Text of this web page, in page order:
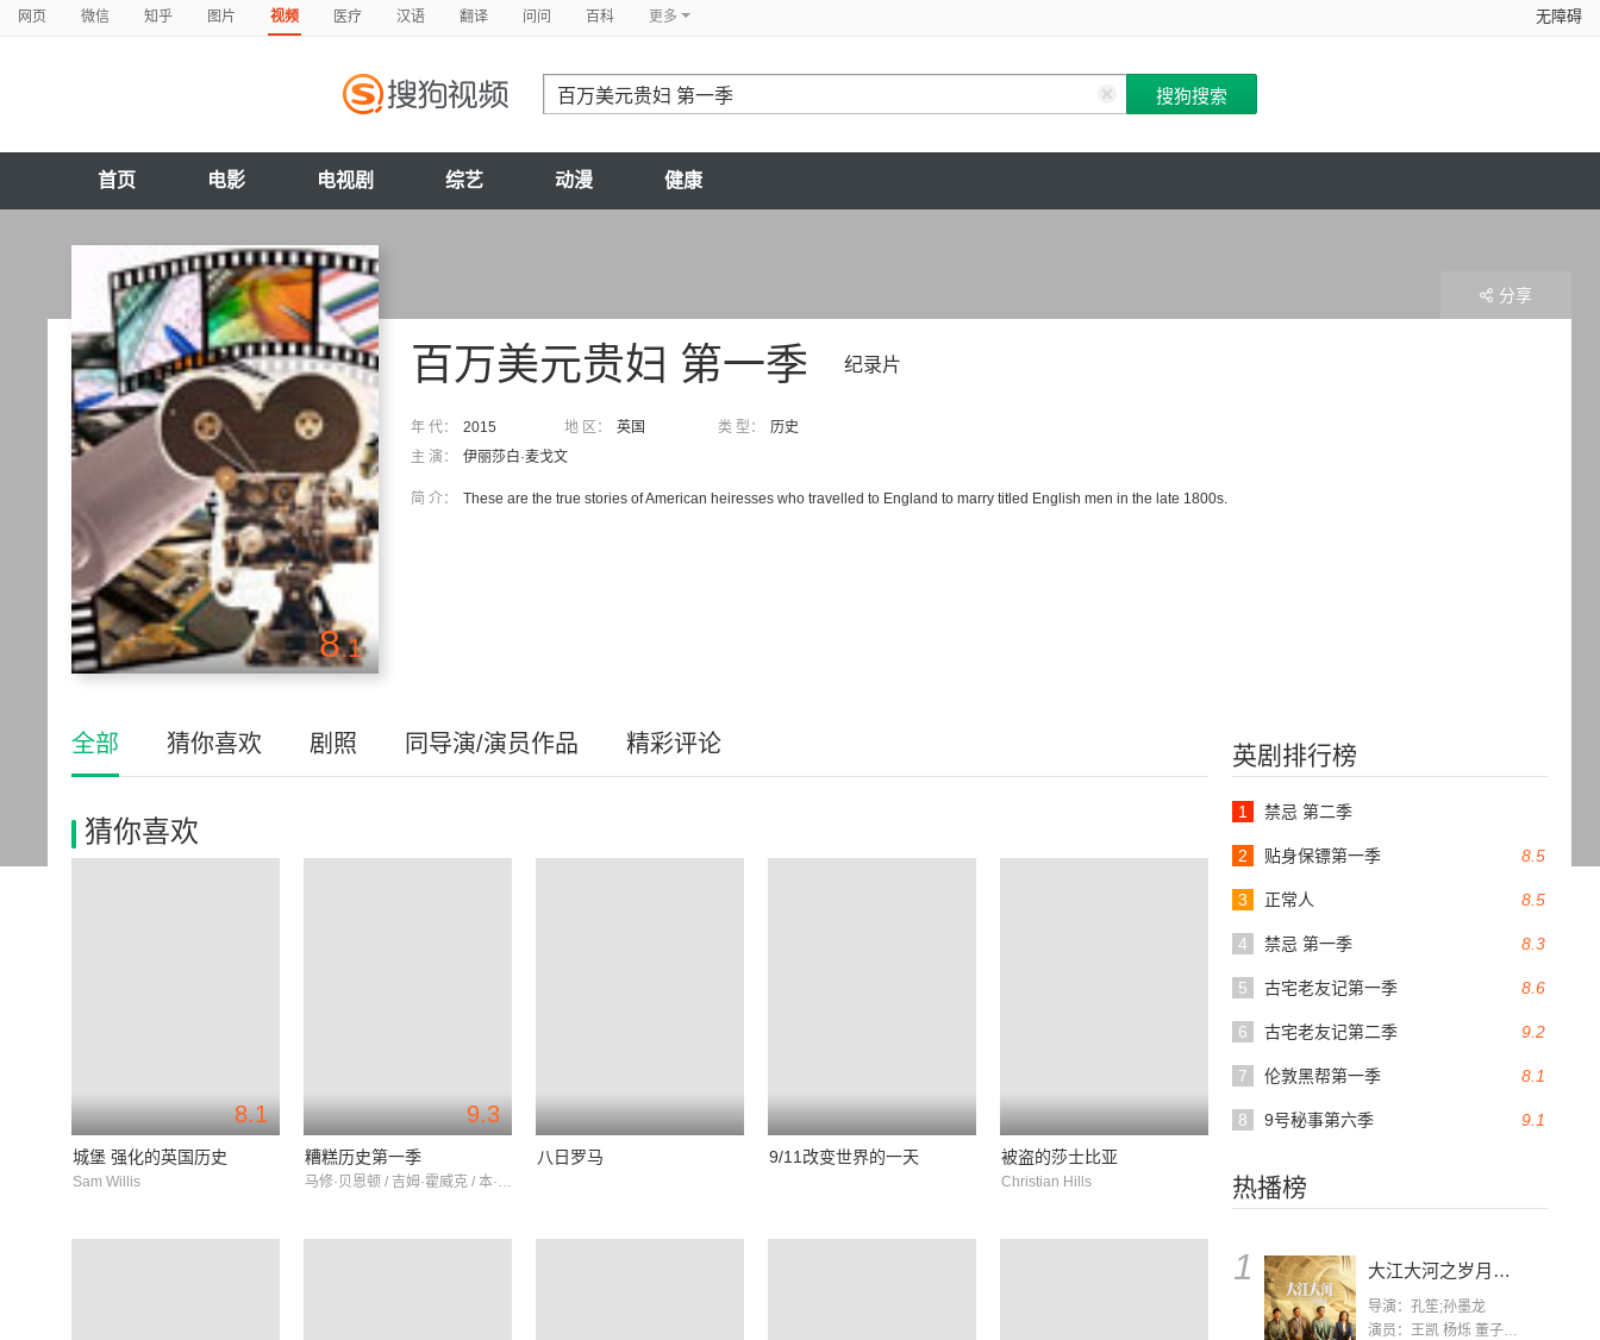
网页 微信 知乎 图片 视频 医疗 汉语 翻译 问问 百科 更多 无障碍
首页 电影 电视剧 综艺 动漫 健康
8.1
纪录片
百万美元贵妇 第一季
年 代： 2015 地 区： 英国 类 型：
历史
主 演：
伊丽莎白·麦戈文
简 介： These are the true stories of American heiresses who travelled to England to marry titled English men in the late 1800s.
分享
英剧排行榜
1 禁忌 第二季
8.5
2 贴身保镖第一季
8.5
3 正常人
8.3
4 禁忌 第一季
8.6
5 古宅老友记第一季
9.2
6 古宅老友记第二季
8.1
7 伦敦黑帮第一季
9.1
8 9号秘事第六季
热播榜
1 大江大河之岁月如歌
导演：孔笙;孙墨龙
演员：王凯 杨烁 董子健 杨采钰 张佳宁 练练 林栋甫 房子斌
全部 猜你喜欢 剧照 同导演/演员作品 精彩评论
猜你喜欢
8.1
城堡 强化的英国历史
Sam Willis
9.3
糟糕历史第一季
马修·贝恩顿 / 吉姆·霍威克 / 本·威尔邦德
八日罗马 9/11改变世界的一天 被盗的莎士比亚
Christian Hills